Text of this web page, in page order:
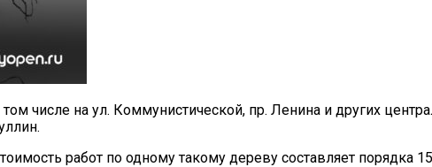
числе на ул. Коммунистической, пр. Ленина и других
работ по одному такому дереву составляет порядка